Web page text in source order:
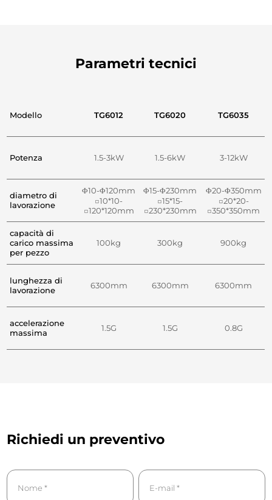
Parametri tecnici
Modello TG6012 TG6020 TG6035
Potenza 1.5-3kW 1.5-6kW 3-12kW
diametro di
lavorazione
Φ10-Φ120mm
□10*10-
□120*120mm
Φ15-Φ230mm
□15*15-
□230*230mm
Φ20-Φ350mm
□20*20-
□350*350mm
capacità di
carico massima
per pezzo
100kg 300kg 900kg
lunghezza di
lavorazione
6300mm 6300mm 6300mm
accelerazione
massima
1.5G 1.5G 0.8G
Richiedi un preventivo